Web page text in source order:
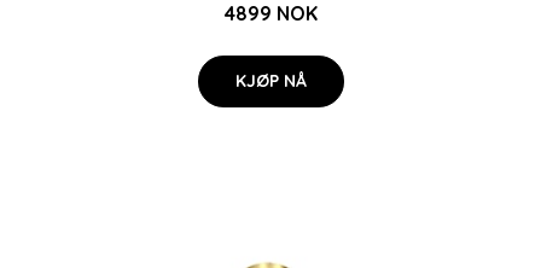
4899 NOK
KJØP NÅ